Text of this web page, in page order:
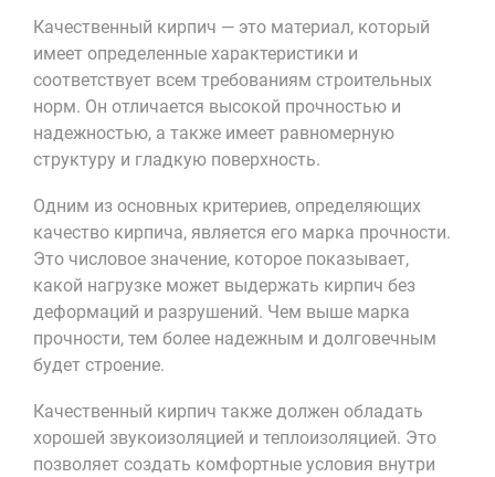
Качественный кирпич — это материал, который
имеет определенные характеристики и
соответствует всем требованиям строительных
норм. Он отличается высокой прочностью и
надежностью, а также имеет равномерную
структуру и гладкую поверхность.
Одним из основных критериев, определяющих
качество кирпича, является его марка прочности.
Это числовое значение, которое показывает,
какой нагрузке может выдержать кирпич без
деформаций и разрушений. Чем выше марка
прочности, тем более надежным и долговечным
будет строение.
Качественный кирпич также должен обладать
хорошей звукоизоляцией и теплоизоляцией. Это
позволяет создать комфортные условия внутри